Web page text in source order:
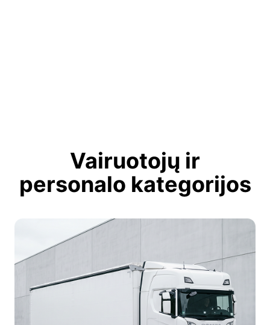
Vairuotojų ir
personalo kategorijos